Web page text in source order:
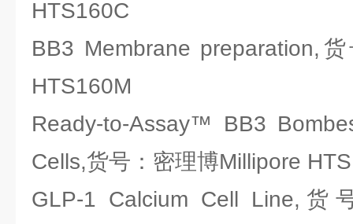
HTS160C
BB3 Membrane preparation,
HTS160M
Ready-to-Assay™ BB3
Cells,货号：密理博Millipore
GLP-1 Calcium Cell Line,货